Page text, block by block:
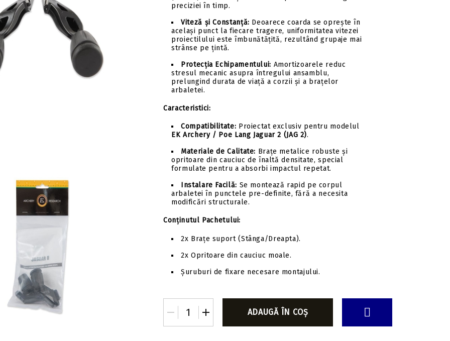
preciziei în timp.
Viteză și Constanță: Deoarece coarda se oprește în
același punct la fiecare tragere, uniformitatea vitezei
proiectilului este îmbunătățită, rezultând grupaje mai
strânse pe țintă.
Protecția Echipamentului: Amortizoarele reduc
stresul mecanic asupra întregului ansamblu,
prelungind durata de viață a corzii și a brațelor
arbaletei.
Caracteristici:
Compatibilitate: Proiectat exclusiv pentru modelul
EK Archery / Poe Lang Jaguar 2 (JAG 2).
Materiale de Calitate: Brațe metalice robuste și
opritoare din cauciuc de înaltă densitate, special
formulate pentru a absorbi impactul repetat.
Instalare Facilă: Se montează rapid pe corpul
arbaletei în punctele pre-definite, fără a necesita
modificări structurale.
Conținutul Pachetului:
2x Brațe suport (Stânga/Dreapta).
2x Opritoare din cauciuc moale.
Șuruburi de fixare necesare montajului.